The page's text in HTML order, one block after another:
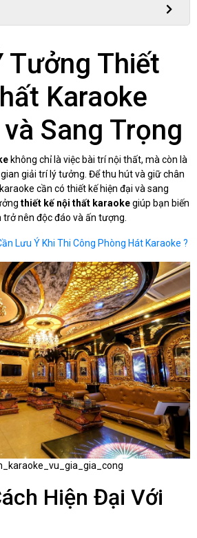
Tưởng Thiết
Karaoke
Sang Trọng
không chỉ là việc bài trí nội thất, mà còn là
giải trí lý tưởng. Để thu hút và giữ chân
cần có thiết kế hiện đại và sang
thiết kế nội thất karaokegiúp bạn biến
nên độc đáo và ấn tượng.
Lưu Ý Khi Thi Công Phòng Hát Karaoke ?
Hiện Đại Với